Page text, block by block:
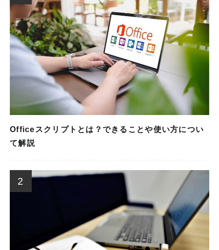
Officeスクリプトとは？できることや使い方につい
て解説
2